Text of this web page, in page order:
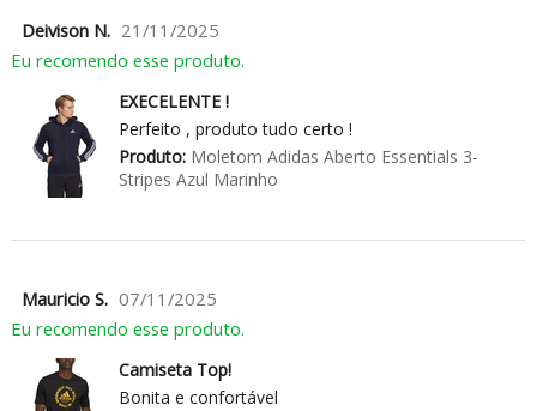
Deivison N. 21/11/2025
Eu recomendo esse produto.
EXECELENTE !
Perfeito , produto tudo certo !
Produto:Moletom Adidas Aberto Essentials 3-
Stripes Azul Marinho
Mauricio S. 07/11/2025
Eu recomendo esse produto.
Camiseta Top!
Bonita e confortável